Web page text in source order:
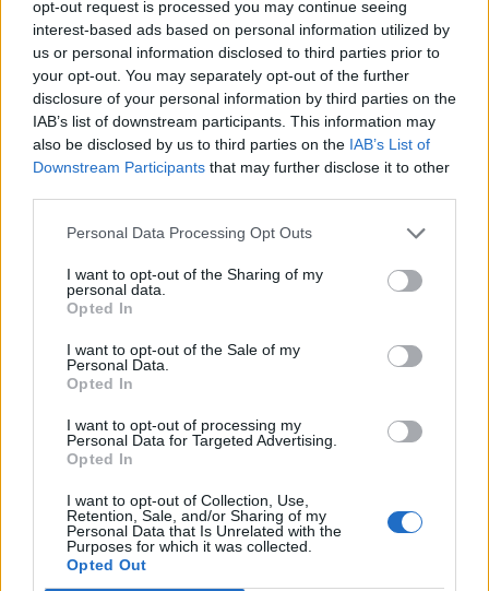
opt-out request is processed you may continue seeing
interest-based ads based on personal information utilized by
us or personal information disclosed to third parties prior to
your opt-out. You may separately opt-out of the further
disclosure of your personal information by third parties on the
IAB’s list of downstream participants. This information may
also be disclosed by us to third parties on the IAB’s List of
Downstream Participants that may further disclose it to other
Personal Data Processing Opt Outs
I want to opt-out of the Sharing of my
personal data.
Opted In
I want to opt-out of the Sale of my
Personal Data.
Opted In
I want to opt-out of processing my
Personal Data for Targeted Advertising.
Opted In
I want to opt-out of Collection, Use,
Retention, Sale, and/or Sharing of my
Personal Data that Is Unrelated with the
Purposes for which it was collected.
Opted Out
ultratrentenni pesano sul bilancio del Napoli per circa 18
milioni e, dunque, il monte ingaggi verrà ridimensionato".
VAI ALLA VERSIONE CLASSICA
Il materiale (testo, foto e video) consultabile in questo portale è di nostra proprietà.
Alcune foto (screenshot) ed articoli presenti su "Calciomercato Magazine" sono in parte
giunti da internet, in quanto arrivati alla nostra attenzione attraverso regolari